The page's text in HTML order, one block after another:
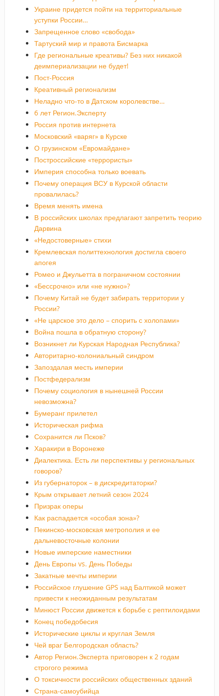
Украине придется пойти на территориальные
уступки России…
Запрещенное слово «свобода»
Тартуский мир и правота Бисмарка
Где региональные креативы? Без них никакой
деимпериализации не будет!
Пост-Россия
Креативный регионализм
Неладно что-то в Датском королевстве…
6 лет Регион.Эксперту
Россия против интернета
Московский «варяг» в Курске
О грузинском «Евромайдане»
Построссийские «террористы»
Империя способна только воевать
Почему операция ВСУ в Курской области
провалилась?
Время менять имена
В российских школах предлагают запретить теорию
Дарвина
«Недостоверные» стихи
Кремлевская политтехнология достигла своего
апогея
Ромео и Джульетта в пограничном состоянии
«Бессрочно» или «не нужно»?
Почему Китай не будет забирать территории у
России?
«Не царское это дело – спорить с холопами»
Война пошла в обратную сторону?
Возникнет ли Курская Народная Республика?
Авторитарно-колониальный синдром
Запоздалая месть империи
Постфедерализм
Почему социология в нынешней России
невозможна?
Бумеранг прилетел
Историческая рифма
Сохранится ли Псков?
Харакири в Воронеже
Диалектика. Есть ли перспективы у региональных
говоров?
Из губернаторок – в дискредитаторки?
Крым открывает летний сезон 2024
Призрак оперы
Как распадается «особая зона»?
Пекинско-московская метрополия и ее
дальневосточные колонии
Новые имперские наместники
День Европы vs. День Победы
Закатные мечты империи
Российское глушение GPS над Балтикой может
привести к неожиданным результатам
Минюст России движется к борьбе с рептилоидами
Конец победобесия
Исторические циклы и круглая Земля
Чей враг Белгородская область?
Автор Регион.Эксперта приговорен к 2 годам
строгого режима
О токсичности российских общественных зданий
Страна-самоубийца